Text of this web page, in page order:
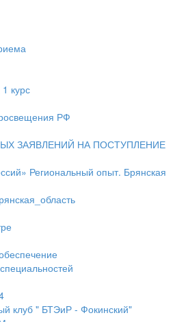
курс
РФ
ЗАЯВЛЕНИЙ НА ПОСТУПЛЕНИЕ
Региональный опыт. Брянская
клуб " БТЭиР - Фокинский"